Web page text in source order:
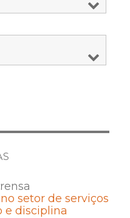
setor de serviços
e disciplina